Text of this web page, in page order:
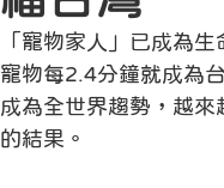
「寵物家人」已成為
寵物每2.4分鐘就成為
成為全世界趨勢，越
的結果。